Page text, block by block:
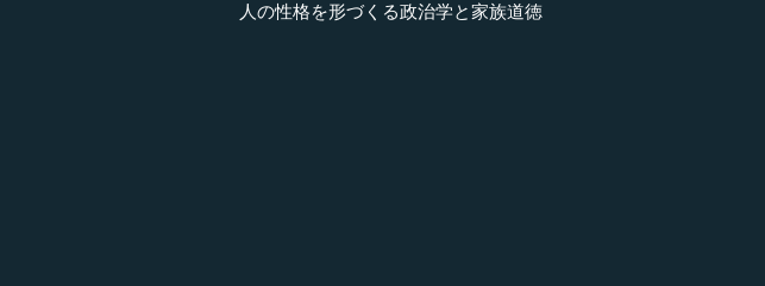
人の性格を形づくる政治学と家族道徳